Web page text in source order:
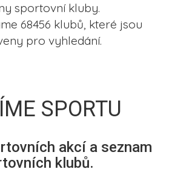
sportovní kluby.
68456 klubů, které jsou
pro vyhledání.
SPORTU
akcí a seznam
klubů.